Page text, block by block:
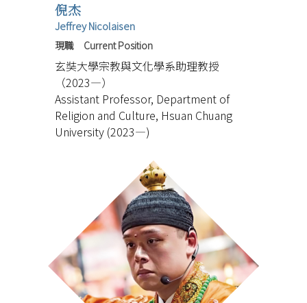
倪杰
Jeffrey Nicolaisen
現職 Current Position
玄奘大學宗教與文化學系助理教授
（2023—）
Assistant Professor, Department of
Religion and Culture, Hsuan Chuang
University (2023—)